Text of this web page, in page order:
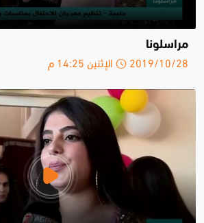
مراسلونا
2019/10/28 الإثنين 14:25 م